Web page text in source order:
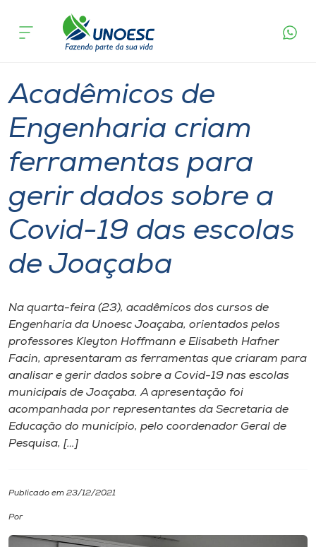
Cursos
Pesquisa
Atendimento ao Estudante
Portal de Ensino
Unoesc
Internacionalização
I.nova
Diplomados
Cultura
Biblioteca
acontece
de Joaçaba
Acadêmicos de
Engenharia criam
ferramentas para
gerir dados sobre a
Covid-19 das escolas
de Joaçaba
Na quarta-feira (23), acadêmicos dos cursos de
Engenharia da Unoesc Joaçaba, orientados pelos
professores Kleyton Hoffmann e Elisabeth Hafner
Facin, apresentaram as ferramentas que criaram para
analisar e gerir dados sobre a Covid-19 nas escolas
municipais de Joaçaba. A apresentação foi
acompanhada por representantes da Secretaria de
Educação do município, pelo coordenador Geral de
Pesquisa, […]
Publicado em 23/12/2021
Por